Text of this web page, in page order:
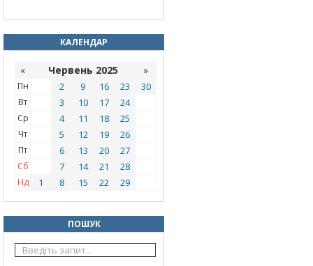
КАЛЕНДАР
« Червень 2025 »
Пн 2 9 16 23 30
Вт 3 10 17 24
Ср 4 11 18 25
Чт 5 12 19 26
Пт 6 13 20 27
Сб 7 14 21 28
Нд 1 8 15 22 29
ПОШУК